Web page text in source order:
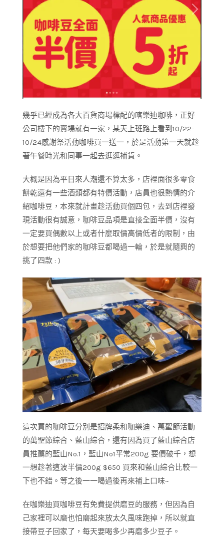
幾乎已經成為各大百貨商場標配的喀樂迪咖啡，正好
公司樓下的賣場就有一家，某天上班路上看到10/22-
10/24感謝祭活動咖啡買一送一，於是活動第一天就趁
著午餐時光和同事一起去逛逛補貨。
大概是因為平日來人潮還不算太多，店裡面很多零食
餅乾還有一些酒類都有特價活動，店員也很熱情的介
紹咖啡豆，本來就計畫趁活動買個四包，去到店裡發
現活動很有誠意，咖啡豆品項是直接全面半價，沒有
一定要買偶數以上或者什麼取價高價低者的限制，由
於想要把他們家的咖啡豆都喝過一輪，於是就隨興的
挑了四款 : )
這次買的咖啡豆分別是招牌柔和咖樂迪、萬聖節活動
的萬聖節綜合、藍山綜合，還有因為買了藍山綜合店
員推薦的藍山No.1，藍山No1平常200g 要價破千，想
一想趁著這波半價200g $650 買來和藍山綜合比較一
下也不錯。等之後一一喝過後再來補上口味~
在咖樂迪買咖啡豆有免費提供磨豆的服務，但因為自
己家裡可以磨也怕磨起來放太久風味跑掉，所以就直
接帶豆子回家了，每天要喝多少再磨多少豆子。